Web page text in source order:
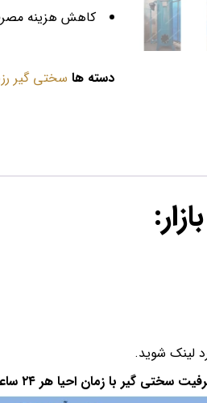
کاهش هزینه
دسته ها سختی گیر
:
لینک شوید.
گیر با زمان احیا هر ۲۴ ساعت یکبار